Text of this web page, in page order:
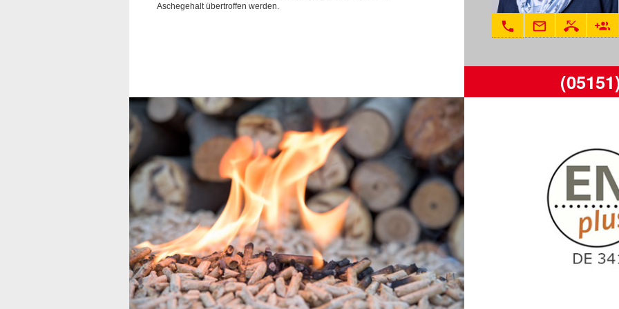
Aschegehalt übertroffen werden.
phone mail_outline phone_missed group_add